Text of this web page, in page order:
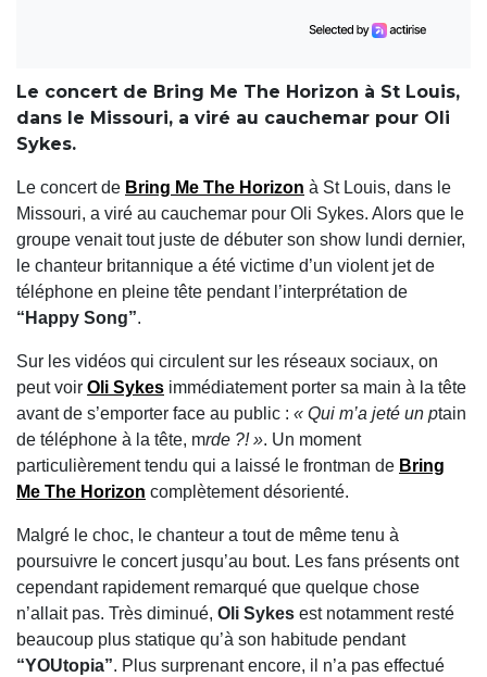
Le concert de Bring Me The Horizon à St Louis,
dans le Missouri, a viré au cauchemar pour Oli
Sykes.
Le concert de Bring Me The Horizon à St Louis, dans le
Missouri, a viré au cauchemar pour Oli Sykes. Alors que le
groupe venait tout juste de débuter son show lundi dernier,
le chanteur britannique a été victime d’un violent jet de
téléphone en pleine tête pendant l’interprétation de
“Happy Song”.
Sur les vidéos qui circulent sur les réseaux sociaux, on
peut voir Oli Sykes immédiatement porter sa main à la tête
avant de s’emporter face au public : « Qui m’a jeté un ptain
de téléphone à la tête, mrde ?! ». Un moment
particulièrement tendu qui a laissé le frontman de Bring
Me The Horizon complètement désorienté.
Malgré le choc, le chanteur a tout de même tenu à
poursuivre le concert jusqu’au bout. Les fans présents ont
cependant rapidement remarqué que quelque chose
n’allait pas. Très diminué, Oli Sykes est notamment resté
beaucoup plus statique qu’à son habitude pendant
“YOUtopia”. Plus surprenant encore, il n’a pas effectué